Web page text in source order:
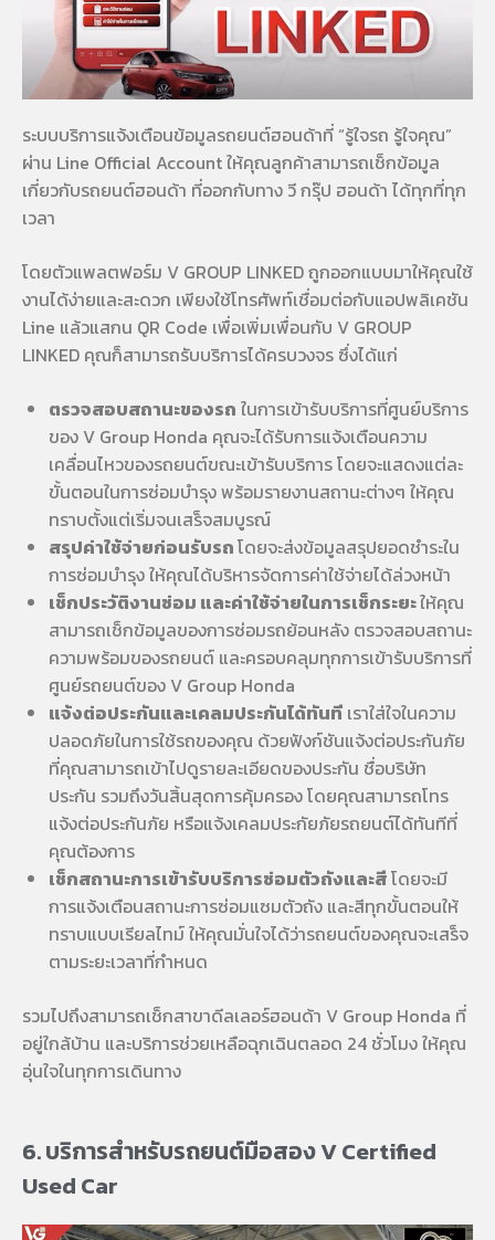
ระบบบริการแจ้งเตือนข้อมูลรถยนต์ฮอนด้าที่ “รู้ใจรถ รู้ใจคุณ”
ผ่าน Line Official Account ให้คุณลูกค้าสามารถเช็กข้อมูล
เกี่ยวกับรถยนต์ฮอนด้า ที่ออกกับทาง วี กรุ๊ป ฮอนด้า ได้ทุกที่ทุก
เวลา
โดยตัวแพลตฟอร์ม V GROUP LINKED ถูกออกแบบมาให้คุณใช้
งานได้ง่ายและสะดวก เพียงใช้โทรศัพท์เชื่อมต่อกับแอปพลิเคชัน
Line แล้วแสกน QR Code เพื่อเพิ่มเพื่อนกับ V GROUP
LINKED คุณก็สามารถรับบริการได้ครบวงจร ซึ่งได้แก่
ตรวจสอบสถานะของรถ ในการเข้ารับบริการที่ศูนย์บริการ
ของ V Group Honda คุณจะได้รับการแจ้งเตือนความ
เคลื่อนไหวของรถยนต์ขณะเข้ารับบริการ โดยจะแสดงแต่ละ
ขั้นตอนในการซ่อมบำรุง พร้อมรายงานสถานะต่างๆ ให้คุณ
ทราบตั้งแต่เริ่มจนเสร็จสมบูรณ์
สรุปค่าใช้จ่ายก่อนรับรถโดยจะส่งข้อมูลสรุปยอดชำระใน
การซ่อมบำรุง ให้คุณได้บริหารจัดการค่าใช้จ่ายได้ล่วงหน้า
เช็กประวัติงานซ่อม และค่าใช้จ่ายในการเช็กระยะให้คุณ
สามารถเช็กข้อมูลของการซ่อมรถย้อนหลัง ตรวจสอบสถานะ
ความพร้อมของรถยนต์ และครอบคลุมทุกการเข้ารับบริการที่
ศูนย์รถยนต์ของ V Group Honda
แจ้งต่อประกันและเคลมประกันได้ทันที เราใส่ใจในความ
ปลอดภัยในการใช้รถของคุณ ด้วยฟังก์ชันแจ้งต่อประกันภัย
ที่คุณสามารถเข้าไปดูรายละเอียดของประกัน ชื่อบริษัท
ประกัน รวมถึงวันสิ้นสุดการคุ้มครอง โดยคุณสามารถโทร
แจ้งต่อประกันภัย หรือแจ้งเคลมประกัยภัยรถยนต์ได้ทันทีที่
คุณต้องการ
เช็กสถานะการเข้ารับบริการซ่อมตัวถังและสีโดยจะมี
การแจ้งเตือนสถานะการซ่อมแซมตัวถัง และสีทุกขั้นตอนให้
ทราบแบบเรียลไทม์ ให้คุณมั่นใจได้ว่ารถยนต์ของคุณจะเสร็จ
ตามระยะเวลาที่กำหนด
รวมไปถึงสามารถเช็กสาขาดีลเลอร์ฮอนด้า V Group Honda ที่
อยู่ใกล้บ้าน และบริการช่วยเหลือฉุกเฉินตลอด 24 ชั่วโมง ให้คุณ
อุ่นใจในทุกการเดินทาง
6. บริการสำหรับรถยนต์มือสอง V Certified
Used Car